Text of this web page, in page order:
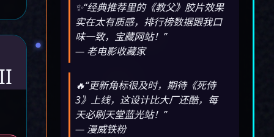
✨“经典推荐里的《教父》胶片效果
实在太有质感，排行榜数据跟我口
味一致，宝藏网站！”
— 老电影收藏家
🔥“更新角标很及时，期待《死侍
3》上线，这设计比大厂还酷，每
天必刷天堂蓝光站！”
— 漫威铁粉